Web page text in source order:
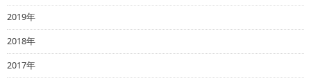
2019年
2018年
2017年